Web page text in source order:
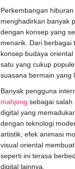
Perkembangan
menghadirkan banyak
dengan konsep yang
menarik. Dari berbagai
konsep budaya
satu yang cukup
suasana bermain yang
Banyak pengguna
mahjong sebagai salah
digital yang
dengan teknologi
artistik, efek animasi
visual oriental
seperti ini terasa
digital lainnya.